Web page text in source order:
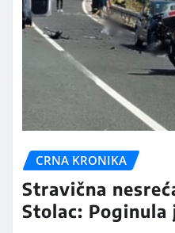
CRNA KRONIKA
Stravična
Stolac: Poginula